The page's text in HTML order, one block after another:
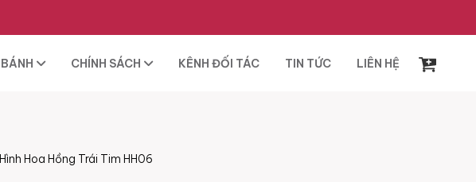
CHÍNH SÁCH KÊNH ĐỐI TÁC TIN TỨC LIÊN HỆ
Hoa Hồng Trái Tim HH06